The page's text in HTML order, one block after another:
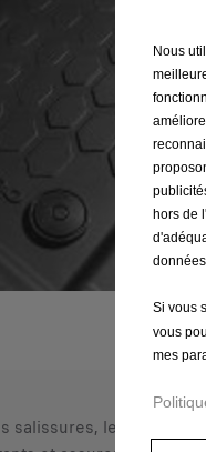
salissures, les tapis
Nous
hors de
Si vous
vous
mes